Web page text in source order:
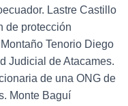
Lastre Castillo
de protección
Tenorio Diego
Judicial de Atacames.
de una ONG de
Monte Baguí